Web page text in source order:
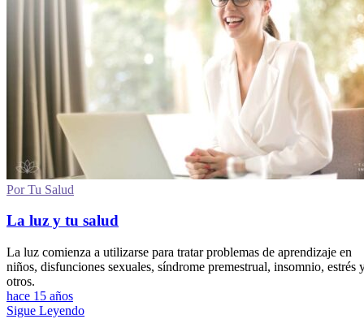
Por Tu Salud
La luz y tu salud
La luz comienza a utilizarse para tratar problemas de aprendizaje en
niños, disfunciones sexuales, síndrome premestrual, insomnio, estrés
otros.
hace 15 años
Sigue Leyendo